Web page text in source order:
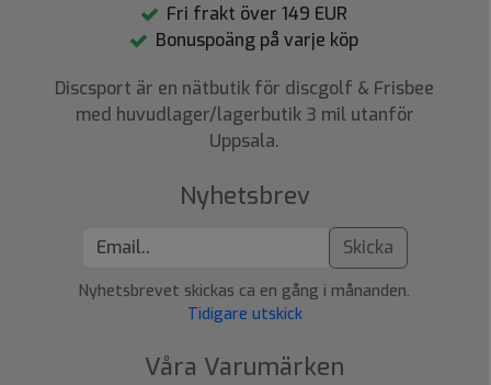
Fri frakt över 149 EUR
Bonuspoäng på varje köp
Discsport är en nätbutik för discgolf & Frisbee
med huvudlager/lagerbutik 3 mil utanför
Uppsala.
Nyhetsbrev
Skicka
Nyhetsbrevet skickas ca en gång i månanden.
Tidigare utskick
Våra Varumärken